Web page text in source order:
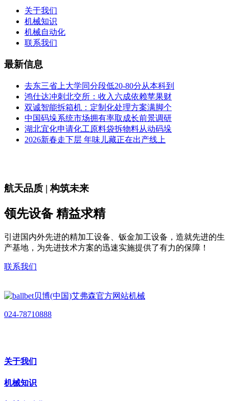
关于我们
机械知识
机械自动化
联系我们
最新信息
去东三省上大学同分段低20-80分从本科到
鸿仕达冲刺北交所：收入六成依赖苹果财
双诚智能拆箱机：定制化处理方案满脚个
中国码垛系统市场拥有率取成长前景调研
湖北宜化申请化工原料袋拆物料从动码垛
2026新春走下层 年味儿藏正在出产线上
航天品质 | 构筑未来
领先设备 精益求精
引进国内外先进的精加工设备、钣金加工设备，造就先进的生
产基地，为先进技术方案的迅速实施提供了有力的保障！
联系我们
024-78710888
关于我们
机械知识